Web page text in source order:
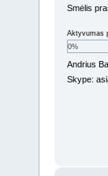
Smėlis
Aktyvumas
0%
Andrius
Skype: